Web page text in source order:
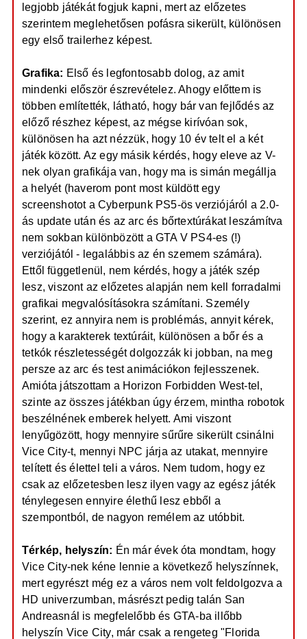
legjobb játékát fogjuk kapni, mert az előzetes
szerintem meglehetősen pofásra sikerült, különösen
egy első trailerhez képest.
Grafika: Első és legfontosabb dolog, az amit
mindenki először észrevételez. Ahogy előttem is
többen említették, látható, hogy bár van fejlődés az
előző részhez képest, az mégse kirívóan sok,
különösen ha azt nézzük, hogy 10 év telt el a két
játék között. Az egy másik kérdés, hogy eleve az V-
nek olyan grafikája van, hogy ma is simán megállja
a helyét (haverom pont most küldött egy
screenshotot a Cyberpunk PS5-ös verziójáról a 2.0-
ás update után és az arc és bőrtextúrákat leszámítva
nem sokban különbözött a GTA V PS4-es (!)
verziójától - legalábbis az én szemem számára).
Ettől függetlenül, nem kérdés, hogy a játék szép
lesz, viszont az előzetes alapján nem kell forradalmi
grafikai megvalósításokra számítani. Személy
szerint, ez annyira nem is problémás, annyit kérek,
hogy a karakterek textúráit, különösen a bőr és a
tetkók részletességét dolgozzák ki jobban, na meg
persze az arc és test animációkon fejlesszenek.
Amióta játszottam a Horizon Forbidden West-tel,
szinte az összes játékban úgy érzem, mintha robotok
beszélnének emberek helyett. Ami viszont
lenyűgözött, hogy mennyire sűrűre sikerült csinálni
Vice City-t, mennyi NPC járja az utakat, mennyire
telített és élettel teli a város. Nem tudom, hogy ez
csak az előzetesben lesz ilyen vagy az egész játék
ténylegesen ennyire élethű lesz ebből a
szempontból, de nagyon remélem az utóbbit.
Térkép, helyszín: Én már évek óta mondtam, hogy
Vice City-nek kéne lennie a következő helyszínnek,
mert egyrészt még ez a város nem volt feldolgozva a
HD univerzumban, másrészt pedig talán San
Andreasnál is megfelelőbb és GTA-ba illőbb
helyszín Vice City, már csak a rengeteg "Florida